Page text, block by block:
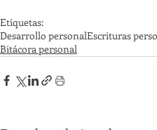
Etiquetas:
Desarrollo personalEscrituras
Bitácora personal